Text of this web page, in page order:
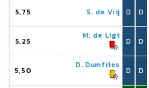
5,75 S. de Vrij D
5,25
M. de Ligt
D
5,50
D. Dumfries
D
D
D
D